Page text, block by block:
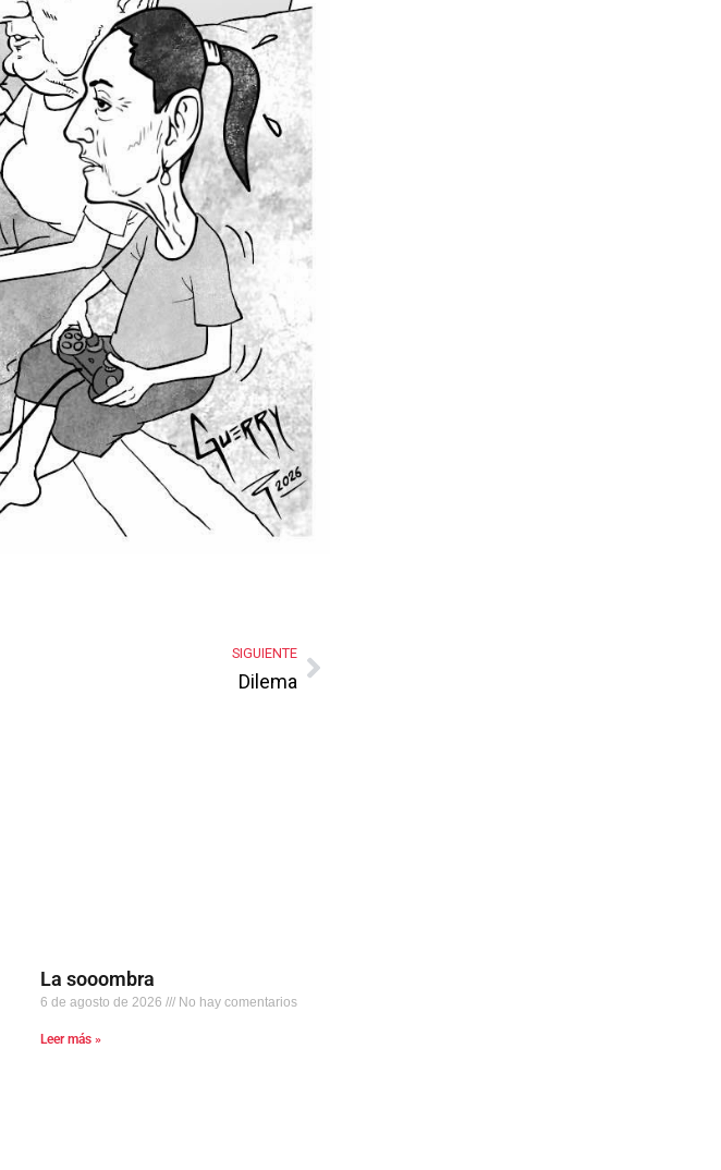
SIGUIENTE
Dilema
La sooombra
6 de agosto de 2026 No hay comentarios
Leer más »